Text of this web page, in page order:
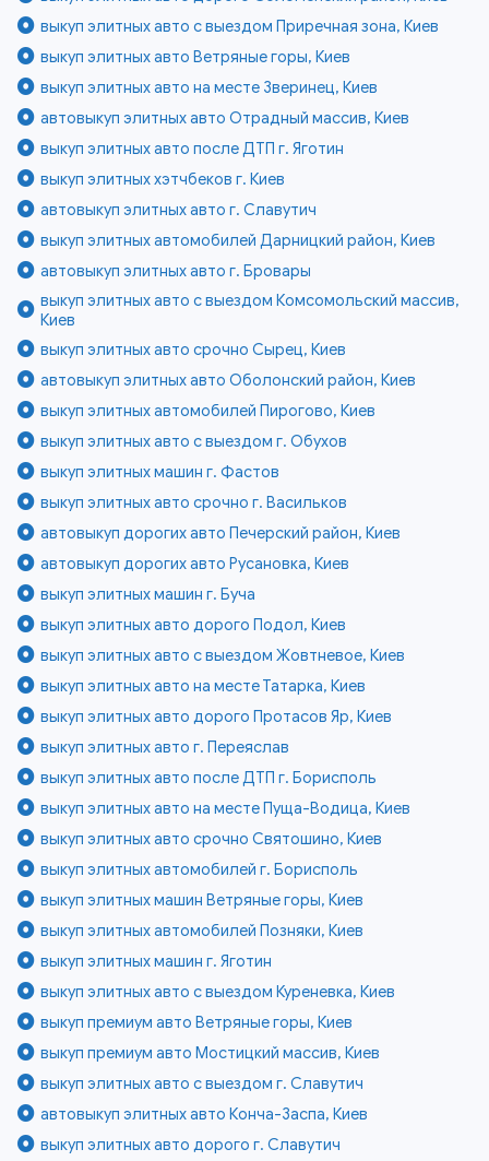
выкуп элитных авто с выездом Приречная зона, Киев
выкуп элитных авто Ветряные горы, Киев
выкуп элитных авто на месте Зверинец, Киев
автовыкуп элитных авто Отрадный массив, Киев
выкуп элитных авто после ДТП г. Яготин
выкуп элитных хэтчбеков г. Киев
автовыкуп элитных авто г. Славутич
выкуп элитных автомобилей Дарницкий район, Киев
автовыкуп элитных авто г. Бровары
выкуп элитных авто с выездом Комсомольский массив,
Киев
выкуп элитных авто срочно Сырец, Киев
автовыкуп элитных авто Оболонский район, Киев
выкуп элитных автомобилей Пирогово, Киев
выкуп элитных авто с выездом г. Обухов
выкуп элитных машин г. Фастов
выкуп элитных авто срочно г. Васильков
автовыкуп дорогих авто Печерский район, Киев
автовыкуп дорогих авто Русановка, Киев
выкуп элитных машин г. Буча
выкуп элитных авто дорого Подол, Киев
выкуп элитных авто с выездом Жовтневое, Киев
выкуп элитных авто на месте Татарка, Киев
выкуп элитных авто дорого Протасов Яр, Киев
выкуп элитных авто г. Переяслав
выкуп элитных авто после ДТП г. Борисполь
выкуп элитных авто на месте Пуща-Водица, Киев
выкуп элитных авто срочно Святошино, Киев
выкуп элитных автомобилей г. Борисполь
выкуп элитных машин Ветряные горы, Киев
выкуп элитных автомобилей Позняки, Киев
выкуп элитных машин г. Яготин
выкуп элитных авто с выездом Куреневка, Киев
выкуп премиум авто Ветряные горы, Киев
выкуп премиум авто Мостицкий массив, Киев
выкуп элитных авто с выездом г. Славутич
автовыкуп элитных авто Конча-Заспа, Киев
выкуп элитных авто дорого г. Славутич